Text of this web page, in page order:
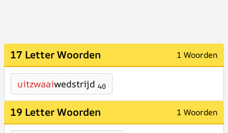
17 Letter Woorden 1 Woorden
uitzwaaiwedstrijd 40
19 Letter Woorden 1 Woorden